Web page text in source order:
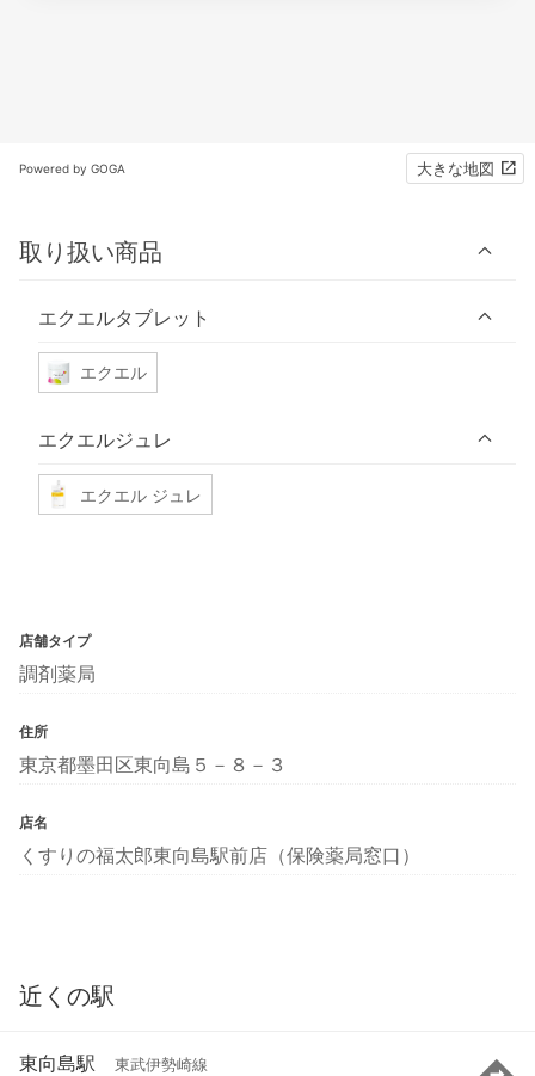
Powered by GOGA 大きな地図
取り扱い商品
エクエルタブレット
エクエル
エクエルジュレ
エクエル ジュレ
店舗タイプ
調剤薬局
住所
東京都墨田区東向島５－８－３
店名
くすりの福太郎東向島駅前店（保険薬局窓口）
近くの駅
東向島駅 東武伊勢崎線